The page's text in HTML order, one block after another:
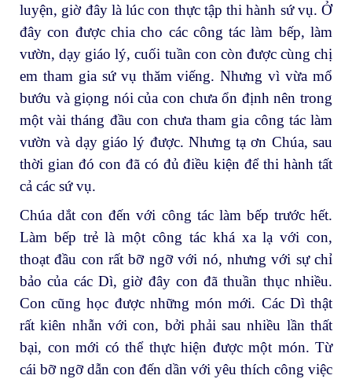
luyện, giờ đây là lúc con thực tập thi hành sứ vụ. Ở
đây con được chia cho các công tác làm bếp, làm
vườn, dạy giáo lý, cuối tuần con còn được cùng chị
em tham gia sứ vụ thăm viếng. Nhưng vì vừa mổ
bướu và giọng nói của con chưa ổn định nên trong
một vài tháng đầu con chưa tham gia công tác làm
vườn và dạy giáo lý được. Nhưng tạ ơn Chúa, sau
thời gian đó con đã có đủ điều kiện để thi hành tất
cả các sứ vụ.
Chúa dắt con đến với công tác làm bếp trước hết.
Làm bếp trẻ là một công tác khá xa lạ với con,
thoạt đầu con rất bỡ ngỡ với nó, nhưng với sự chỉ
bảo của các Dì, giờ đây con đã thuần thục nhiều.
Con cũng học được những món mới. Các Dì thật
rất kiên nhẫn với con, bởi phải sau nhiều lần thất
bại, con mới có thể thực hiện được một món. Từ
cái bỡ ngỡ dẫn con đến dần với yêu thích công việc